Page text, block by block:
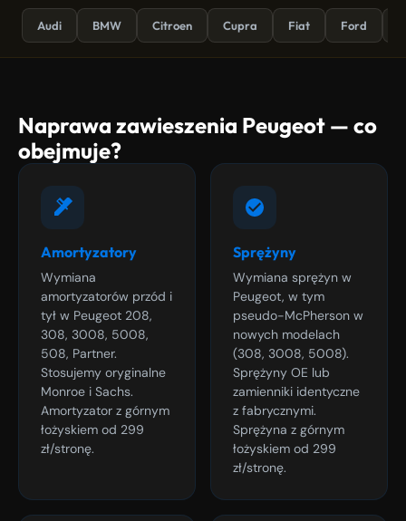
Audi BMW Citroen Cupra Fiat Ford
Naprawa zawieszenia Peugeot — co
obejmuje?
Amortyzatory
Wymiana
amortyzatorów przód i
tył w Peugeot 208,
308, 3008, 5008,
508, Partner.
Stosujemy oryginalne
Monroe i Sachs.
Amortyzator z górnym
łożyskiem od 299
zł/stronę.
Sprężyny
Wymiana sprężyn w
Peugeot, w tym
pseudo-McPherson w
nowych modelach
(308, 3008, 5008).
Sprężyny OE lub
zamienniki identyczne
z fabrycznymi.
Sprężyna z górnym
łożyskiem od 299
zł/stronę.